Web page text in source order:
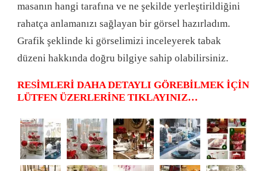
masanın hangi tarafına ve ne şekilde yerleştirildiğini
rahatça anlamanızı sağlayan bir görsel hazırladım.
Grafik şeklinde ki görselimizi inceleyerek tabak
düzeni hakkında doğru bilgiye sahip olabilirsiniz.
RESİMLERİ DAHA DETAYLI GÖREBİLMEK İÇİN
LÜTFEN ÜZERLERİNE TIKLAYINIZ…